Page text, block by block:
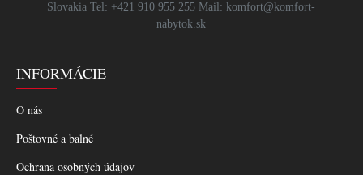
Slovakia Tel: +421 910 955 255 Mail: komfort@komfort-
nabytok.sk
INFORMÁCIE
O nás
Poštovné a balné
Ochrana osobných údajov